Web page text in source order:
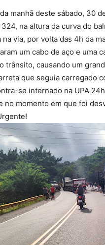
manhã deste sábado, 30
324, na altura da curva do
via, por volta das 4h da
um cabo de aço e uma
trânsito, causando um
que seguia carregado
se internado na UPA
no momento em que foi